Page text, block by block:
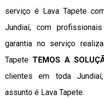
serviço é Lava Tapete
Jundiaí, com
garantia no serviço
TapeteTEMOS A
clientes em toda
assunto é Lava Tapete.